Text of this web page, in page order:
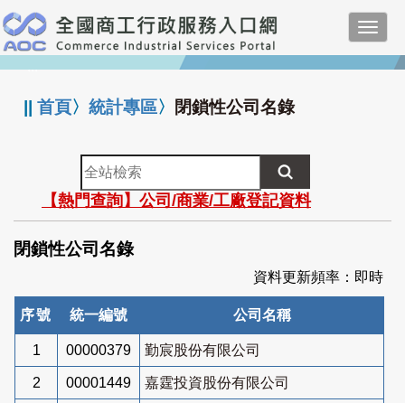
跳
到
主
要
:::
||首頁〉統計專區〉 閉鎖性公司名錄
全
站
檢
索
【熱門查詢】公司/商業/工廠登記資料
閉鎖性公司名錄
資料更新頻率：即時
序號 統一編號 公司名稱
1 00000379 勤宸股份有限公司
2 00001449 嘉霆投資股份有限公司